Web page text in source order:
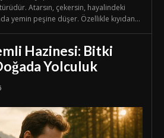
Atarsın, çekersin, hayalindeki
yemin peşine düşer. Özellikle kıyıdan...
Hazinesi: Bitki
Yolculuk